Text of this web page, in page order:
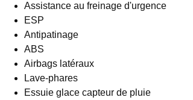
Assistance au freinage d'urgence
ESP
Antipatinage
ABS
Airbags latéraux
Lave-phares
Essuie glace capteur de pluie